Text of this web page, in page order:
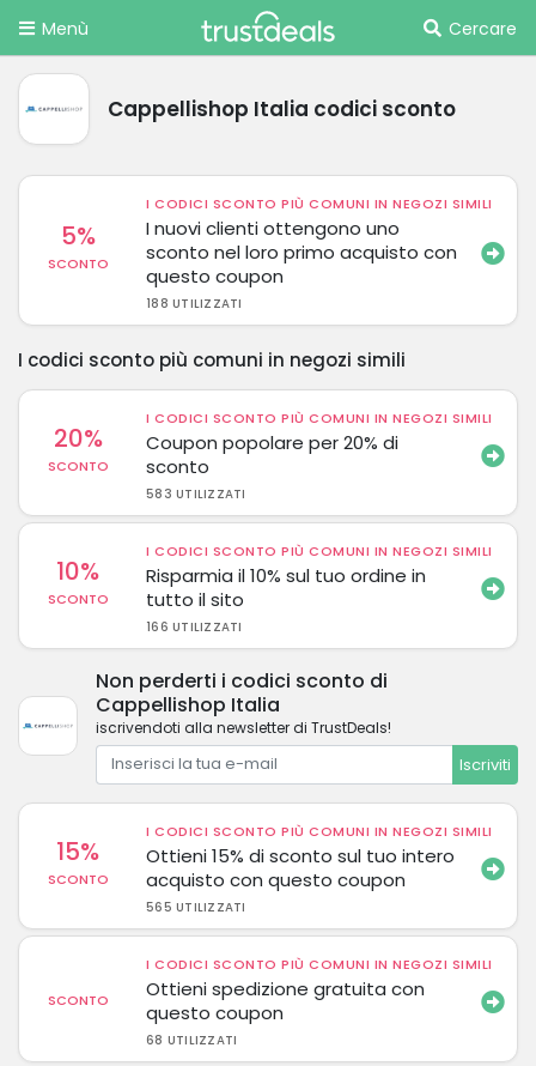
Menù Cercare
Cappellishop Italia codici sconto
5%
SCONTO
I CODICI SCONTO PIÙ COMUNI IN NEGOZI SIMILI
I nuovi clienti ottengono uno
sconto nel loro primo acquisto con
questo coupon
188 UTILIZZATI
I codici sconto più comuni in negozi simili
20%
SCONTO
I CODICI SCONTO PIÙ COMUNI IN NEGOZI SIMILI
Coupon popolare per 20% di
sconto
583 UTILIZZATI
10%
SCONTO
I CODICI SCONTO PIÙ COMUNI IN NEGOZI SIMILI
Risparmia il 10% sul tuo ordine in
tutto il sito
166 UTILIZZATI
Non perderti i codici sconto di
Cappellishop Italia
iscrivendoti alla newsletter di TrustDeals!
Iscriviti
15%
SCONTO
I CODICI SCONTO PIÙ COMUNI IN NEGOZI SIMILI
Ottieni 15% di sconto sul tuo intero
acquisto con questo coupon
565 UTILIZZATI
SCONTO
I CODICI SCONTO PIÙ COMUNI IN NEGOZI SIMILI
Ottieni spedizione gratuita con
questo coupon
68 UTILIZZATI